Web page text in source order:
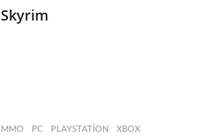
Skyrim
MMO ,PC ,PLAYSTATION ,XBOX